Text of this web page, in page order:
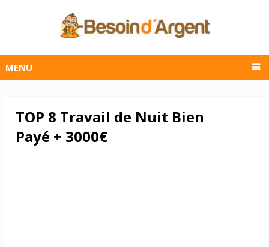
MENU
TOP 8 Travail de Nuit Bien
Payé + 3000€